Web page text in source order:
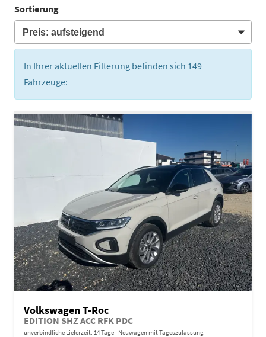
Sortierung
In Ihrer aktuellen Filterung befinden sich 149
Fahrzeuge:
Volkswagen T-Roc
EDITION SHZ ACC RFK PDC
unverbindliche Lieferzeit: 14 Tage Neuwagen mit Tageszulassung